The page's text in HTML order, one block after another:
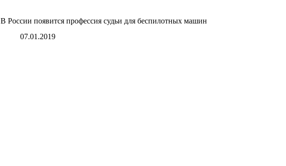
В России появится профессия судьи для беспилотных машин
07.01.2019